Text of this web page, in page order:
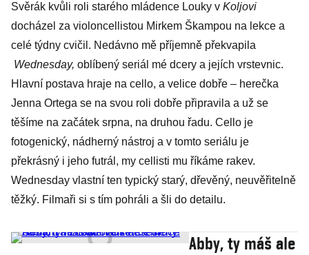
Svěrák kvůli roli starého mládence Louky v Koljovi
docházel za violoncellistou Mirkem Škampou na lekce a
celé týdny cvičil. Nedávno mě příjemně překvapila
Wednesday, oblíbený seriál mé dcery a jejích vrstevnic.
Hlavní postava hraje na cello, a velice dobře – herečka
Jenna Ortega se na svou roli dobře připravila a už se
těšíme na začátek srpna, na druhou řadu. Cello je
fotogenický, nádherný nástroj a v tomto seriálu je
překrásný i jeho futrál, my cellisti mu říkáme rakev.
Wednesday vlastní ten typický starý, dřevěný, neuvěřitelně
těžký. Filmaři si s tím pohráli a šli do detailu.
Abby, ty máš ale